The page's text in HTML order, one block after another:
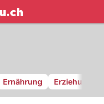
NAU.ch
Ernährung Erziehung